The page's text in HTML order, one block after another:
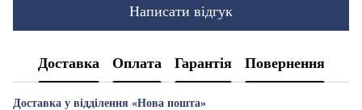
Написати відгук
Доставка Оплата Гарантія Повернення
Доставка у відділення «Нова пошта»